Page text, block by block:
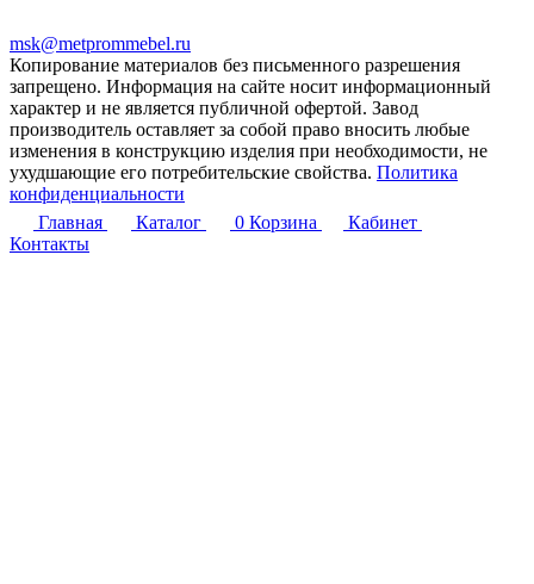
msk@metprommebel.ru
Копирование материалов без письменного разрешения
запрещено. Информация на сайте носит информационный
характер и не является публичной офертой. Завод
производитель оставляет за собой право вносить любые
изменения в конструкцию изделия при необходимости, не
ухудшающие его потребительские свойства. Политика
конфиденциальности
Главная
Каталог 0 Корзина
Кабинет
Контакты